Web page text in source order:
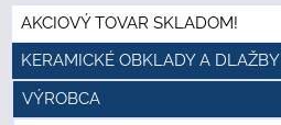
AKCIOVÝ TOVAR SKLADOM!
KERAMICKÉ OBKLADY A DLAŽBY
VÝROBCA